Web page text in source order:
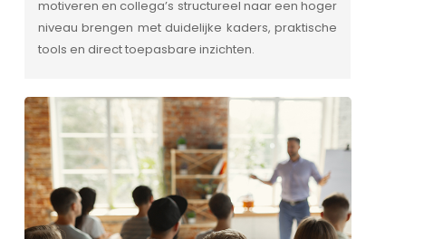
motiveren en collega’s structureel naar een hoger
niveau brengen met duidelijke kaders, praktische
tools en direct toepasbare inzichten.